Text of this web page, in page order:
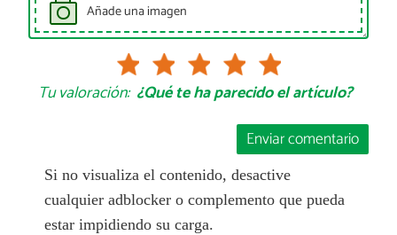
Añade una imagen
Tu valoración: ¿Qué te ha parecido el artículo?
Enviar comentario
Si no visualiza el contenido, desactive
cualquier adblocker o complemento que pueda
estar impidiendo su carga.